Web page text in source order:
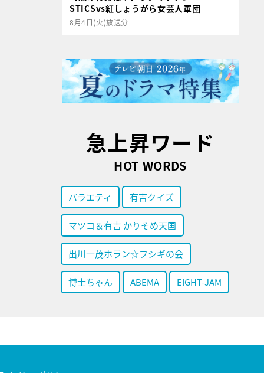
STICSvs紅しょうがら女芸人軍団
8月4日(火)放送分
急上昇ワード
HOT WORDS
バラエティ 有吉クイズ
マツコ＆有吉 かりそめ天国
出川一茂ホラン☆フシギの会
博士ちゃん ABEMA EIGHT-JAM